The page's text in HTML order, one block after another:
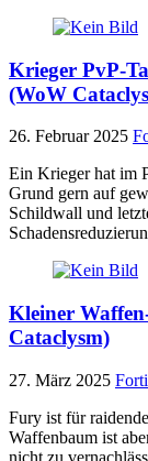
Krieger PvP-
(WoW
26. Februar 2025
Ein Krieger hat im
Grund gern auf
Schildwall und
Kleiner
Cataclysm)
27. März 2025 Forti
Fury ist für
Waffenbaum ist
nicht zu